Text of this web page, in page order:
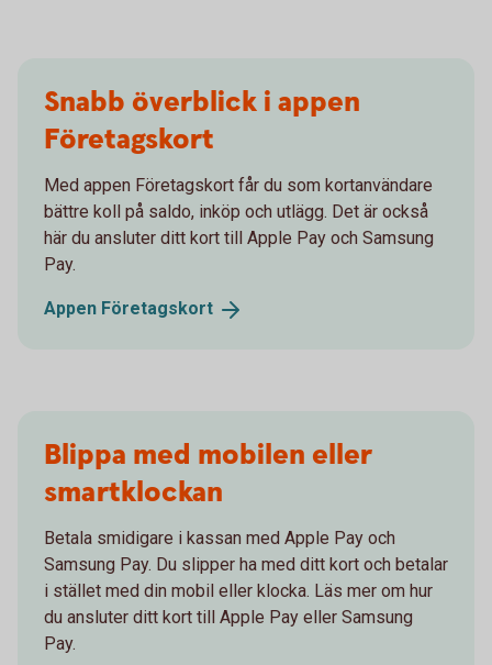
Snabb överblick i appen
Företagskort
Med appen Företagskort får du som kortanvändare
bättre koll på saldo, inköp och utlägg. Det är också
här du ansluter ditt kort till Apple Pay och Samsung
Pay.
Appen Företagskort
Blippa med mobilen eller
smartklockan
Betala smidigare i kassan med Apple Pay och
Samsung Pay. Du slipper ha med ditt kort och betalar
i stället med din mobil eller klocka. Läs mer om hur
du ansluter ditt kort till Apple Pay eller Samsung
Pay.